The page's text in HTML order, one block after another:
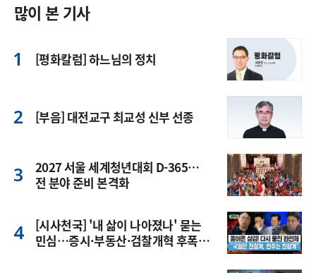
많이 본 기사
[평화칼럼] 하느님의 정치
[부음] 대전교구 최교성 신부 선종
2027 서울 세계청년대회 D-365…
전 분야 준비 본격화
[시사천국] '내 삶이 나아졌나' 묻는
민심…증시·부동산·검찰개혁 후폭